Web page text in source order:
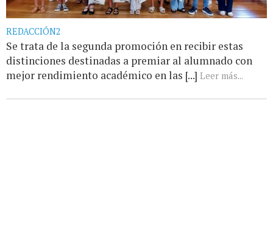
REDACCIÓN2
Se trata de la segunda promoción en recibir estas
distinciones destinadas a premiar al alumnado con
mejor rendimiento académico en las [...] Leer más...